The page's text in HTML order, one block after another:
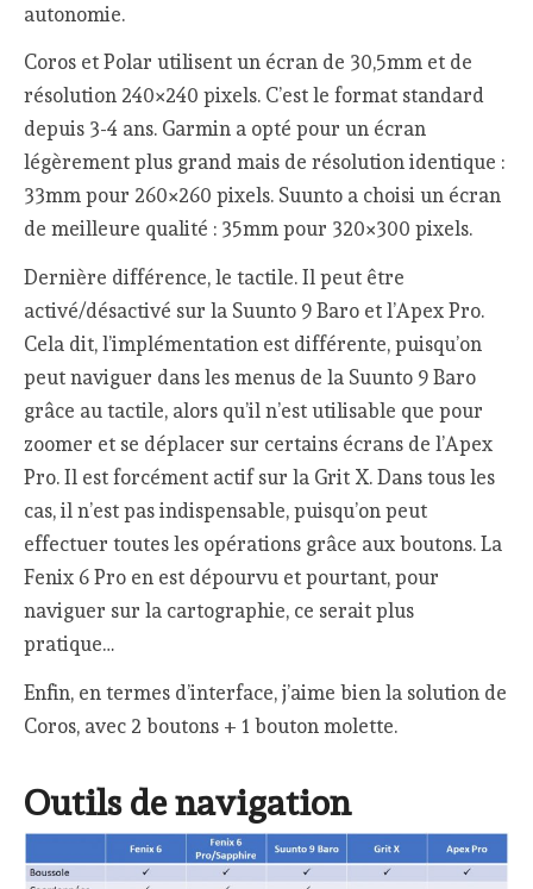
autonomie.
Coros et Polar utilisent un écran de 30,5mm et de
résolution 240×240 pixels. C’est le format standard
depuis 3-4 ans. Garmin a opté pour un écran
légèrement plus grand mais de résolution identique :
33mm pour 260×260 pixels. Suunto a choisi un écran
de meilleure qualité : 35mm pour 320×300 pixels.
Dernière différence, le tactile. Il peut être
activé/désactivé sur la Suunto 9 Baro et l’Apex Pro.
Cela dit, l’implémentation est différente, puisqu’on
peut naviguer dans les menus de la Suunto 9 Baro
grâce au tactile, alors qu’il n’est utilisable que pour
zoomer et se déplacer sur certains écrans de l’Apex
Pro. Il est forcément actif sur la Grit X. Dans tous les
cas, il n’est pas indispensable, puisqu’on peut
effectuer toutes les opérations grâce aux boutons. La
Fenix 6 Pro en est dépourvu et pourtant, pour
naviguer sur la cartographie, ce serait plus
pratique…
Enfin, en termes d’interface, j’aime bien la solution de
Coros, avec 2 boutons + 1 bouton molette.
Outils de navigation